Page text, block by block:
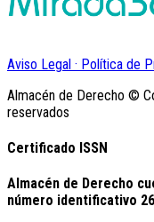
Aviso Legal · Política de
Almacén de Derecho ©
reservados
Certificado ISSN
Almacén de Derecho
número identificativo